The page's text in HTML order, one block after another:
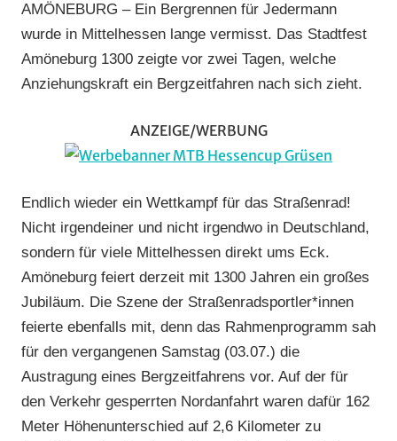
RSG
Gießen
und
Wieseck,
RV
Kleinlinden
Strasse,
Vereine
AMÖNEBURG – Ein Bergrennen für Jedermann
wurde in Mittelhessen lange vermisst. Das Stadtfest
Amöneburg 1300 zeigte vor zwei Tagen, welche
Anziehungskraft ein Bergzeitfahren nach sich zieht.
ANZEIGE/WERBUNG
Endlich wieder ein Wettkampf für das Straßenrad!
Nicht irgendeiner und nicht irgendwo in Deutschland,
sondern für viele Mittelhessen direkt ums Eck.
Amöneburg feiert derzeit mit 1300 Jahren ein großes
Jubiläum. Die Szene der Straßenradsportler*innen
feierte ebenfalls mit, denn das Rahmenprogramm sah
für den vergangenen Samstag (03.07.) die
Austragung eines Bergzeitfahrens vor. Auf der für
den Verkehr gesperrten Nordanfahrt waren dafür 162
Meter Höhenunterschied auf 2,6 Kilometer zu